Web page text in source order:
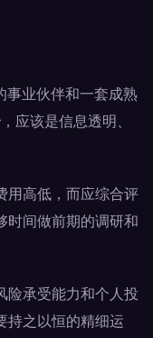
事业伙伴和一套成熟
，应该是信息透明、
用高低，而应综合评
时间做前期的调研和
险承受能力和个人投
持之以恒的精细运